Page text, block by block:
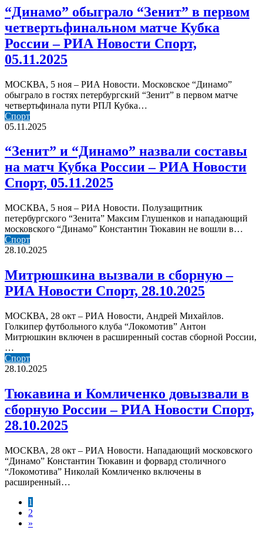
в
первом
четвертьфинальном
матче
Кубка
России
РИА
Новости
Спорт,
05.11.2025
“Динамо” обыграло “Зенит” в первом
четвертьфинальном матче Кубка
России – РИА Новости Спорт,
05.11.2025
МОСКВА, 5 ноя – РИА Новости. Московское “Динамо”
обыграло в гостях петербургский “Зенит” в первом матче
четвертьфинала пути РПЛ Кубка…
“Зенит”
и
назвали
составы
на
матч
Кубка
–
РИА
Новости
Спорт,
05.11.2025
Спорт
05.11.2025
“Зенит” и “Динамо” назвали составы
на матч Кубка России – РИА Новости
Спорт, 05.11.2025
МОСКВА, 5 ноя – РИА Новости. Полузащитник
петербургского “Зенита” Максим Глушенков и нападающий
московского “Динамо” Константин Тюкавин не вошли в…
Митрюшкина
вызвали
сборную
–
РИА
Спорт,
28.10.2025
Спорт
28.10.2025
Митрюшкина вызвали в сборную –
РИА Новости Спорт, 28.10.2025
МОСКВА, 28 окт – РИА Новости, Андрей Михайлов.
Голкипер футбольного клуба “Локомотив” Антон
Митрюшкин включен в расширенный состав сборной России,
…
Тюкавина
и
довызвали
в
сборную
России
–
Новости
Спорт,
28.10.2025
Спорт
28.10.2025
Тюкавина и Комличенко довызвали в
сборную России – РИА Новости Спорт,
28.10.2025
МОСКВА, 28 окт – РИА Новости. Нападающий московского
“Динамо” Константин Тюкавин и форвард столичного
“Локомотива” Николай Комличенко включены в
расширенный…
1
2
»